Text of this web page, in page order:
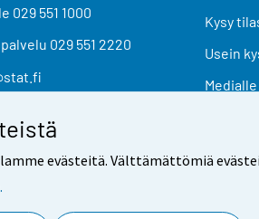
evästeitä. Välttämättömiä
029 551 1000
029 551 2220
Kysy
Usein
Medialle